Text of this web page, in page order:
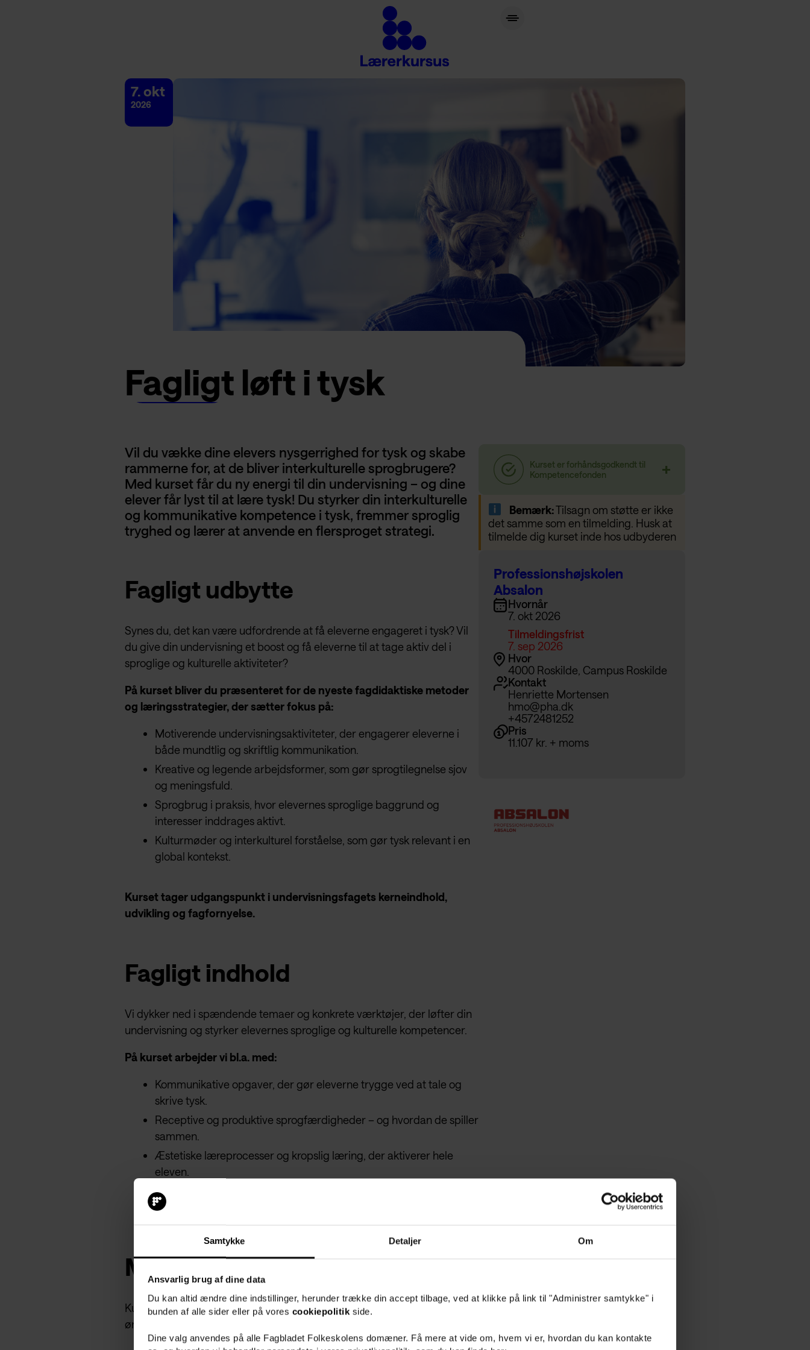
Samtykke Detaljer Om
Ansvarlig brug af dine data
Du kan altid ændre dine indstillinger, herunder trække din accept tilbage, ved at klikke på link til "Administrer samtykke" i
bunden af alle sider eller på vores cookiepolitik side.
Dine valg anvendes på alle Fagbladet Folkeskolens domæner. Få mere at vide om, hvem vi er, hvordan du kan kontakte
Tilmeld dig
7. okt
2026
Fagligt løft i tysk
Bemærk:Tilsagn om støtte er ikke
det samme som en tilmelding. Husk at
tilmelde dig kurset inde hos udbyderen
Professionshøjskolen
Absalon
Hvornår
7. okt 2026
Tilmeldingsfrist
7. sep 2026
Hvor
4000 Roskilde, Campus Roskilde
Kontakt
Henriette Mortensen
hmo@pha.dk
+4572481252
Pris
11.107 kr. + moms
Vil du vække dine elevers nysgerrighed for tysk og skabe
rammerne for, at de bliver interkulturelle sprogbrugere?
Med kurset får du ny energi til din undervisning – og dine
elever får lyst til at lære tysk! Du styrker din interkulturelle
og kommunikative kompetence i tysk, fremmer sproglig
tryghed og lærer at anvende en flersproget strategi.
Fagligt udbytte
Synes du, det kan være udfordrende at få eleverne engageret i tysk? Vil
du give din undervisning et boost og få eleverne til at tage aktiv del i
sproglige og kulturelle aktiviteter?
På kurset bliver du præsenteret for de nyeste fagdidaktiske metoder
og læringsstrategier, der sætter fokus på:
Motiverende undervisningsaktiviteter, der engagerer eleverne i
både mundtlig og skriftlig kommunikation.
Kreative og legende arbejdsformer, som gør sprogtilegnelse sjov
og meningsfuld.
Sprogbrug i praksis, hvor elevernes sproglige baggrund og
interesser inddrages aktivt.
Kulturmøder og interkulturel forståelse, som gør tysk relevant i en
global kontekst.
Kurset tager udgangspunkt i undervisningsfagets kerneindhold,
udvikling og fagfornyelse.
Fagligt indhold
Vi dykker ned i spændende temaer og konkrete værktøjer, der løfter din
undervisning og styrker elevernes sproglige og kulturelle kompetencer.
På kurset arbejder vi bl.a. med:
Kommunikative opgaver, der gør eleverne trygge ved at tale og
skrive tysk.
Receptive og produktive sprogfærdigheder – og hvordan de spiller
sammen.
Æstetiske læreprocesser og kropslig læring, der aktiverer hele
eleven.
Projektbaserede forløb og dynamisk kultursyn, der bringer verden
ind i klasselokalet.
Målgruppe
Kurset er for dig, der underviser i tysk i grundskolen – uanset om du
ønsker ny inspiration til begyndere eller videregående niveauer.